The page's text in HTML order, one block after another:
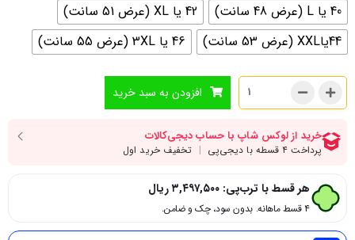
40 یا L (عرض 48 سانت)
42 یا XL (عرض 51 سانت)
44یاXXL (عرض 53 سانت)
46 یا 3XL (عرض 55 سانت)
افزودن به سبد خرید
هر قسط با ترب‌پی: ۳,۴۹۷,۵۰۰ریال
۴ قسط ماهانه. بدون سود، چک و ضامن.